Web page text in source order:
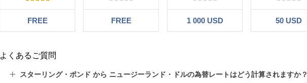
FREE FREE 1 000 USD 50 USD
よくあるご質問
スターリング・ポンド から ニュージーランド・ドルの為替レートはどう計算されますか？